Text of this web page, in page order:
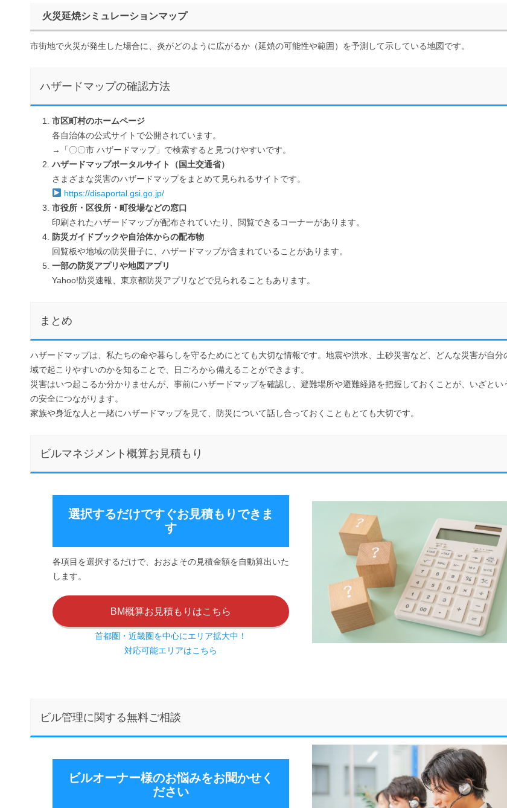
火災延焼シミュレーションマップ
市街地で火災が発生した場合に、炎がどのように広がるか（延焼の可能性や範囲）を予測して示している地図です。
ハザードマップの確認方法
市区町村のホームページ
各自治体の公式サイトで公開されています。
→「〇〇市 ハザードマップ」で検索すると見つけやすいです。
ハザードマップポータルサイト（国土交通省）
さまざまな災害のハザードマップをまとめて見られるサイトです。
https://disaportal.gsi.go.jp/
市役所・区役所・町役場などの窓口
印刷されたハザードマップが配布されていたり、閲覧できるコーナーがあります。
防災ガイドブックや自治体からの配布物
回覧板や地域の防災冊子に、ハザードマップが含まれていることがあります。
一部の防災アプリや地図アプリ
Yahoo!防災速報、東京都防災アプリなどで見られることもあります。
まとめ
ハザードマップは、私たちの命や暮らしを守るためにとても大切な情報です。地震や洪水、土砂災害など、どんな災害が自分
域で起こりやすいのかを知ることで、日ごろから備えることができます。
災害はいつ起こるか分かりませんが、事前にハザードマップを確認し、避難場所や避難経路を把握しておくことが、いざとい
の安全につながります。
家族や身近な人と一緒にハザードマップを見て、防災について話し合っておくこともとても大切です。
ビルマネジメント概算お見積もり
選択するだけですぐお見積もりできま
す
各項目を選択するだけで、おおよその見積金額を自動算出いた
します。
BM概算お見積もりはこちら
首都圏・近畿圏を中心にエリア拡大中！
対応可能エリアはこちら
ビル管理に関する無料ご相談
ビルオーナー様のお悩みをお聞かせく
ださい